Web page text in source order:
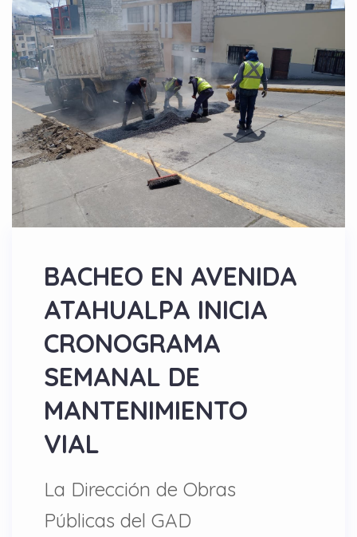
BACHEO EN AVENIDA
ATAHUALPA INICIA
CRONOGRAMA
SEMANAL DE
MANTENIMIENTO
VIAL
La Dirección de Obras
Públicas del GAD